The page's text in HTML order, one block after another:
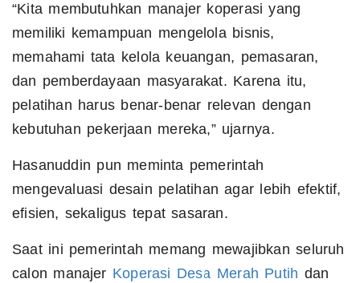
“Kita membutuhkan manajer koperasi yang
memiliki kemampuan mengelola bisnis,
memahami tata kelola keuangan, pemasaran,
dan pemberdayaan masyarakat. Karena itu,
pelatihan harus benar-benar relevan dengan
kebutuhan pekerjaan mereka,” ujarnya.
Hasanuddin pun meminta pemerintah
mengevaluasi desain pelatihan agar lebih efektif,
efisien, sekaligus tepat sasaran.
Saat ini pemerintah memang mewajibkan seluruh
calon manajer Koperasi Desa Merah Putih dan